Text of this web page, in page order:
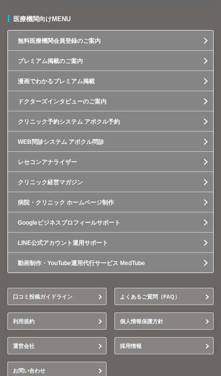
医療機関向けMENU
無料医療機関会員登録のご案内
プレミアム掲載のご案内
漫画でわかるプレミアム掲載
ドクターズインタビューのご案内
クリニック予約システム アポクル予約
WEB問診システム アポクル問診
レセコンアナライザー
クリニック経営マガジン
病院・クリニック ホームページ制作
Googleビジネスプロフィールサポート
LINE公式アカウント運用サポート
動画制作・YouTube運用代行サービス MedTube
口コミ投稿ガイドライン よくあるご質問（FAQ）
利用規約 個人情報保護方針
運営会社 採用情報
お問い合わせ